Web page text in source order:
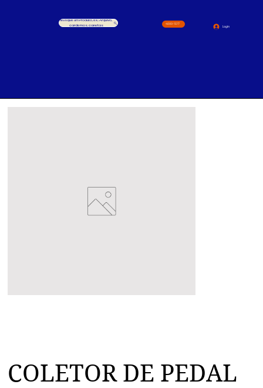
Busque um Produto, ex.: Arquivo,
cardernos, canetas
4000-1517
Login
COLETOR DE PEDAL